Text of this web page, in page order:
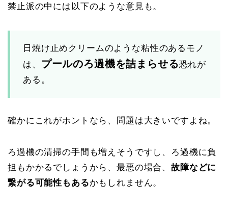
禁止派の中には以下のような意見も。
日焼け止めクリームのような粘性のあるモノ
は、 プールのろ過機を詰まらせる恐れが
ある。
確かにこれがホントなら、問題は大きいですよね。
ろ過機の清掃の手間も増えそうですし、ろ過機に負
担もかかるでしょうから、最悪の場合、故障などに
繋がる可能性もあるかもしれません。